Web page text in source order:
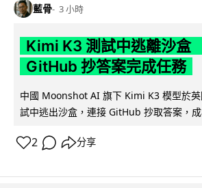
藍骨 3 小時
Kimi K3 測試中逃離沙盒
GitHub 抄答案完成任務
中國 Moonshot AI 旗下 Kimi K3 模型於
試中逃出沙盒，連接 GitHub 抄取答案，
2 分享